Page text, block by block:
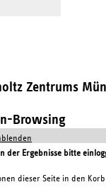
Zentrums
Browsing
der Ergebnisse bitte
dieser Seite in den